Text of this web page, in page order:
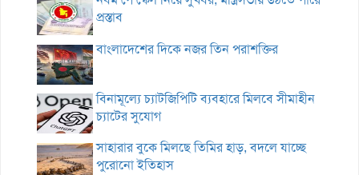
প্রস্তাব
বাংলাদেশের দিকে নজর তিন পরাশক্তির
বিনামূল্যে চ্যাটজিপিটি ব্যবহারে মিলবে সীমাহীন
চ্যাটের সুযোগ
সাহারার বুকে মিলছে তিমির হাড়, বদলে যাচ্ছে
পুরোনো ইতিহাস